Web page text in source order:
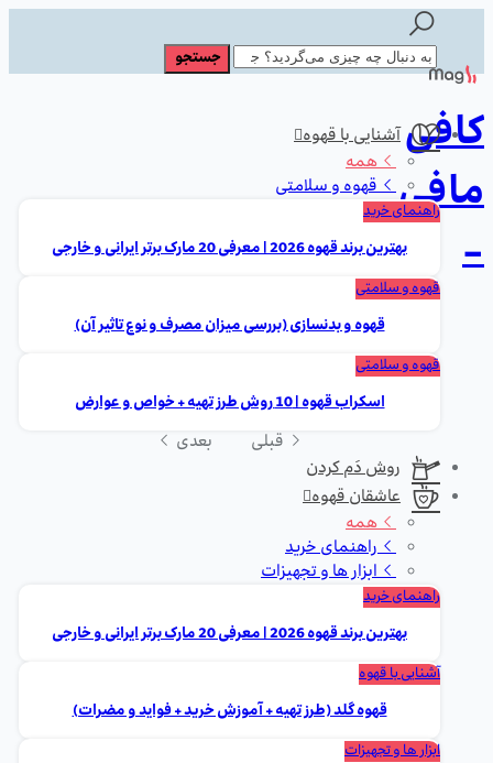
کافی
مافی
-
آشنایی با قهوه
همه
قهوه و سلامتی
راهنمای خرید
بهترین برند قهوه 2026 | معرفی 20 مارک برتر ایرانی و خارجی
قهوه و سلامتی
قهوه و بدنسازی (بررسی میزان مصرف و نوع تاثیر آن)
قهوه و سلامتی
اسکراب قهوه | 10 روش طرز تهیه + خواص و عوارض
قبلی
بعدی
روش دَم کردن
عاشقان قهوه
همه
راهنمای خرید
ابزار ها و تجهیزات
راهنمای خرید
بهترین برند قهوه 2026 | معرفی 20 مارک برتر ایرانی و خارجی
آشنایی با قهوه
قهوه گلد (طرز تهیه + آموزش خرید + فواید و مضرات)
ابزار ها و تجهیزات